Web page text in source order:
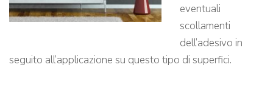
eventuali
scollamenti
dell’adesivo in
seguito all’applicazione su questo tipo di superfici.